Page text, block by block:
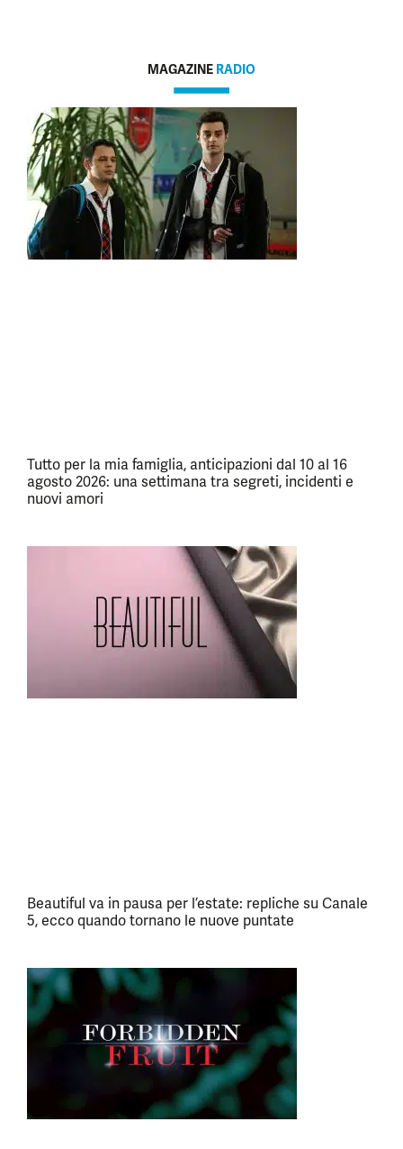
MAGAZINE RADIO
Tutto per la mia famiglia, anticipazioni dal 10 al 16
agosto 2026: una settimana tra segreti, incidenti e
nuovi amori
Beautiful va in pausa per l’estate: repliche su Canale
5, ecco quando tornano le nuove puntate